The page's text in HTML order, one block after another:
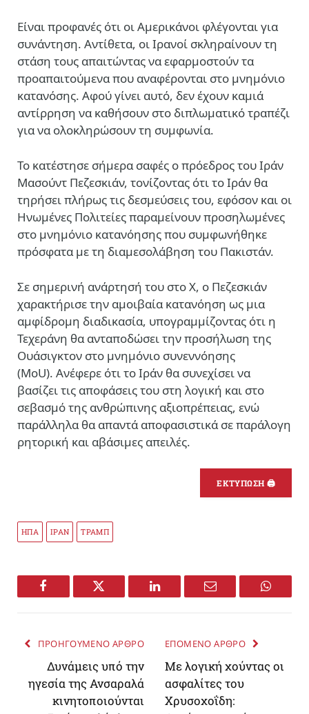
Είναι προφανές ότι οι Αμερικάνοι φλέγονται για
συνάντηση. Αντίθετα, οι Ιρανοί σκληραίνουν τη
στάση τους απαιτώντας να εφαρμοστούν τα
προαπαιτούμενα που αναφέρονται στο μνημόνιο
κατανόσης. Αφού γίνει αυτό, δεν έχουν καμιά
αντίρρηση να καθήσουν στο διπλωματικό τραπέζι
για να ολοκληρώσουν τη συμφωνία.
Το κατέστησε σήμερα σαφές ο πρόεδρος του Ιράν
Μασούντ Πεζεσκιάν, τονίζοντας ότι το Ιράν θα
τηρήσει πλήρως τις δεσμεύσεις του, εφόσον και οι
Ηνωμένες Πολιτείες παραμείνουν προσηλωμένες
στο μνημόνιο κατανόησης που συμφωνήθηκε
πρόσφατα με τη διαμεσολάβηση του Πακιστάν.
Σε σημερινή ανάρτησή του στο X, ο Πεζεσκιάν
χαρακτήρισε την αμοιβαία κατανόηση ως μια
αμφίδρομη διαδικασία, υπογραμμίζοντας ότι η
Τεχεράνη θα ανταποδώσει την προσήλωση της
Ουάσιγκτον στο μνημόνιο συνεννόησης
(MoU). Ανέφερε ότι το Ιράν θα συνεχίσει να
βασίζει τις αποφάσεις του στη λογική και στο
σεβασμό της ανθρώπινης αξιοπρέπειας, ενώ
παράλληλα θα απαντά αποφασιστικά σε παράλογη
ρητορική και αβάσιμες απειλές.
ΕΚΤΥΠΩΣΗ 🖨
ΗΠΑ ΙΡΑΝ ΤΡΑΜΠ
Facebook Twitter LinkedIn Email
ΠΡΟΗΓΟΥΜΕΝΟ ΑΡΘΡΟ
Δυνάμεις υπό την
ηγεσία της Ανσαραλά
κινητοποιούνται
ΕΠΟΜΕΝΟ ΑΡΘΡΟ
Με λογική χούντας οι
ασφαλίτες του
Χρυσοχοΐδη: